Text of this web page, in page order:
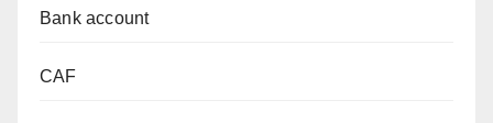
Bank account
CAF